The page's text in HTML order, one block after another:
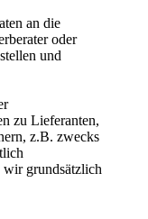
an die
oder
und
zu Lieferanten,
z.B. zwecks
wir grundsätzlich